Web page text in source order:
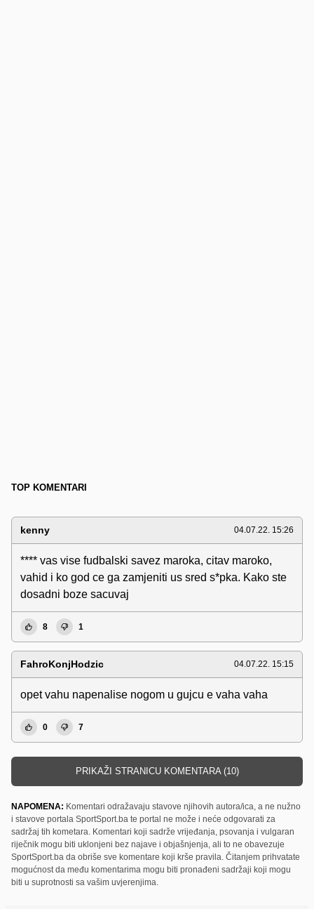
TOP KOMENTARI
kenny 04.07.22. 15:26
**** vas vise fudbalski savez maroka, citav maroko,
vahid i ko god ce ga zamjeniti us sred s*pka. Kako ste
dosadni boze sacuvaj
8 1
FahroKonjHodzic 04.07.22. 15:15
opet vahu napenalise nogom u gujcu e vaha vaha
0 7
PRIKAŽI STRANICU KOMENTARA (10)
NAPOMENA: Komentari odražavaju stavove njihovih autora/ica, a ne nužno
i stavove portala SportSport.ba te portal ne može i neće odgovarati za
sadržaj tih kometara. Komentari koji sadrže vrijeđanja, psovanja i vulgaran
riječnik mogu biti uklonjeni bez najave i objašnjenja, ali to ne obavezuje
SportSport.ba da obriše sve komentare koji krše pravila. Čitanjem prihvatate
mogućnost da među komentarima mogu biti pronađeni sadržaji koji mogu
biti u suprotnosti sa vašim uvjerenjima.